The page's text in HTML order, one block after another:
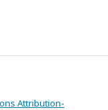
Attribution-